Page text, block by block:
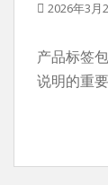
2026年3月
产品标签
说明的重要